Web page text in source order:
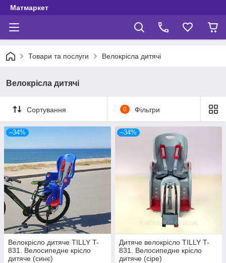
Матмаркет
Товари та послуги Велокрісла дитячі
Велокрісла дитячі
Сортування 0 Фільтри
–34%
Велокрісло дитяче TILLY T-
831. Велосипедне крісло
дитяче (синє)
–34%
Дитяче велокрісло TILLY T-
831. Велосипедне крісло
дитяче (сіре)